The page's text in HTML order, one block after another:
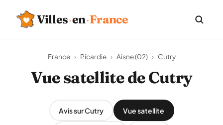
Villes·en·France
France › Picardie › Aisne (02) › Cutry
Vue satellite de Cutry
Avis sur Cutry Vue satellite